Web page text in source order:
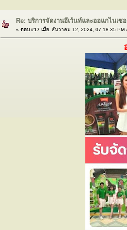
Re: บริการจัดงานอีเว้นท์และออแกไนเ
« ตอบ #17 เมื่อ: ธันวาคม 12, 2024, 07:18:35 PM